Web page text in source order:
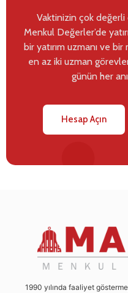
Vaktinizin çok değerli
Menkul Değerler’de
bir yatırım uzmanı ve
en az iki uzman
günün her
Hesap Açın
1990 yılında faaliyet